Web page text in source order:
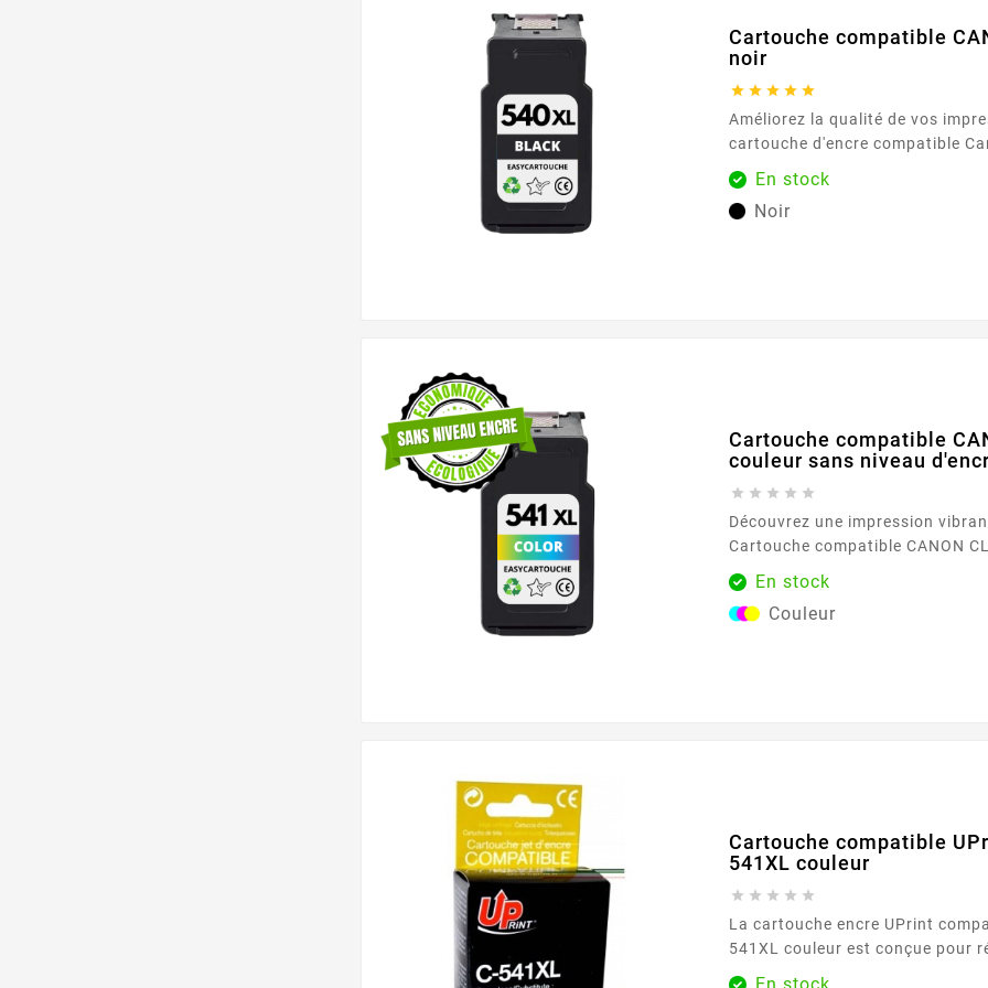
Cartouche compatible
noir
    
Améliorez la qualité de vos
cartouche d'encre compatible
noire. Conçue pour offrir des
précises, cette cartouche est
documents professionnels et les
En stock
Noir
Cartouche compatible
couleur sans niveau
    
Découvrez une impression
Cartouche compatible CANON
sans niveau d'encre , disponible
Easycartouche. Conçue pour
besoins d'impression quotidiens,
En stock
Couleur
Cartouche compatible
541XL couleur
    
La cartouche encre UPrint
541XL couleur est conçue pour
besoins d’impressions couleur
En stock